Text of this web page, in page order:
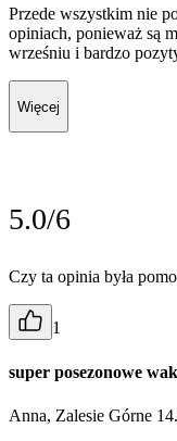
Przede wszystkim nie
opiniach, ponieważ są
wrześniu i bardzo
Więcej
5.0/6
Czy ta opinia była
1
super posezonowe
Anna, Zalesie Górne